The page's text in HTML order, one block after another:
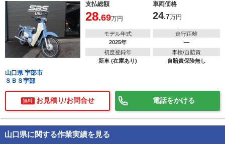
支払総額 車両価格
28.69万円 24.7万円
モデル年式
2025年
走行距離
―
初度登録年
新車 (在庫あり)
車検/自賠責
自賠責保険無し
山口県 宇部市
ＳＢＳ宇部
無料 お見積り/お問合せ 電話をかける
山口県に関する作業実績を見る